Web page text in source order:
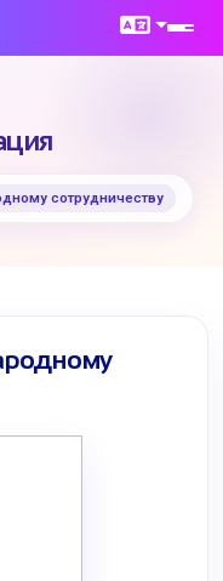
сотрудничеству